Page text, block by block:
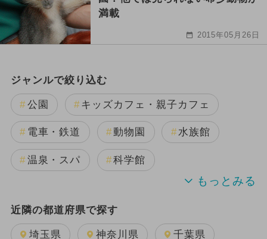
満載
2015年05月26日
ジャンルで絞り込む
公園 キッズカフェ・親子カフェ
電車・鉄道 動物園 水族館
温泉・スパ 科学館
博物館
近隣の都道府県で探す
埼玉県 神奈川県 千葉県